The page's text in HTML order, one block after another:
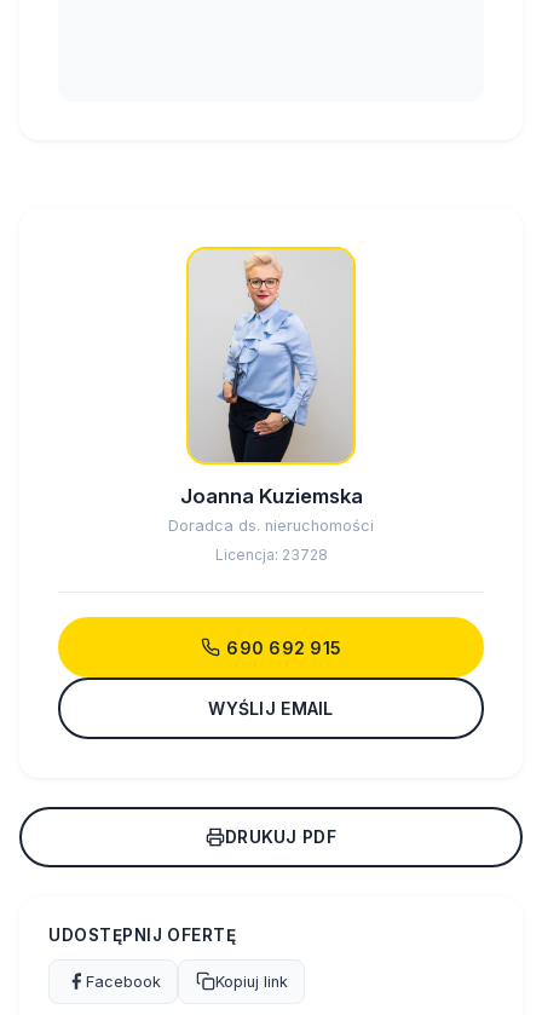
Joanna Kuziemska
Doradca ds. nieruchomości
Licencja: 23728
690 692 915
WYŚLIJ EMAIL
DRUKUJ PDF
UDOSTĘPNIJ OFERTĘ
Facebook Kopiuj link